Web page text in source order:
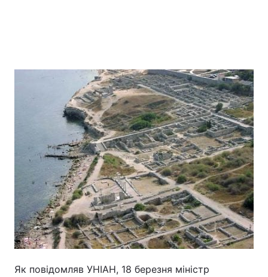
Як повідомляв УНІАН, 18 березня міністр